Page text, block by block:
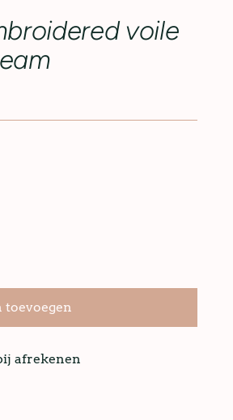
voile
toevoegen
afrekenen